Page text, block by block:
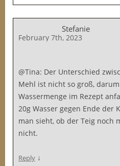
Stefanie
February 7th, 2023
@Tina: Der Unterschied
Mehl ist nicht so groß,
Wassermenge im Rezept
20g Wasser gegen Ende der
man sieht, ob der Teig noch
nicht.
Reply ↓